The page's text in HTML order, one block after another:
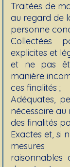
Traitées de
au regard de
personne
Collectées
explicites et
et ne pas
manière
ces finalités ;
Adéquates,
nécessaire au
des finalités
Exactes et, si
mesures
raisonnables